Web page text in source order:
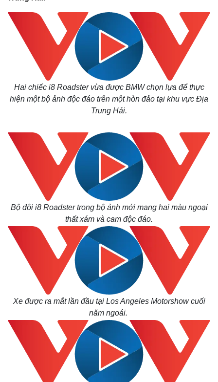
Hai chiếc i8 Roadster vừa được BMW chọn lựa để thực
hiện một bộ ảnh độc đáo trên một hòn đảo tại khu vực Địa
Trung Hải.
Bộ đôi i8 Roadster trong bộ ảnh mới mang hai màu ngoại
thất xám và cam độc đáo.
Xe được ra mắt lần đầu tại Los Angeles Motorshow cuối
năm ngoái.